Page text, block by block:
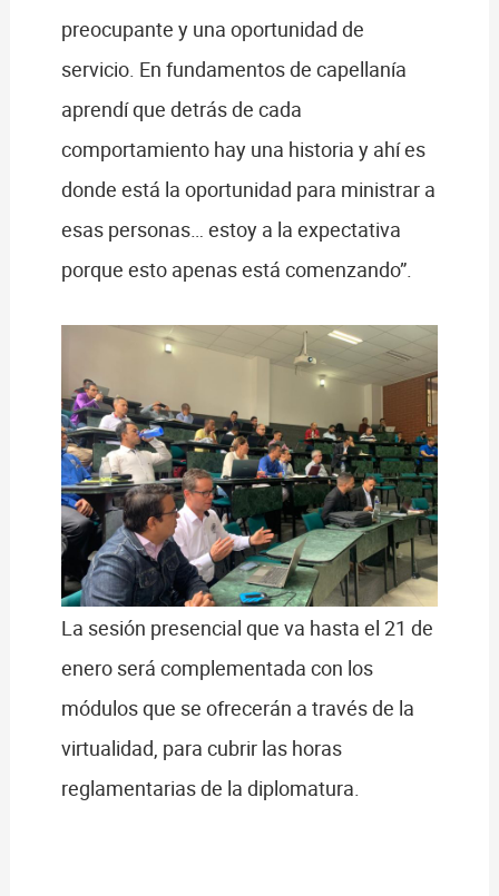
preocupante y una oportunidad de
servicio. En fundamentos de capellanía
aprendí que detrás de cada
comportamiento hay una historia y ahí es
donde está la oportunidad para ministrar a
esas personas… estoy a la expectativa
porque esto apenas está comenzando”.
La sesión presencial que va hasta el 21 de
enero será complementada con los
módulos que se ofrecerán a través de la
virtualidad, para cubrir las horas
reglamentarias de la diplomatura.